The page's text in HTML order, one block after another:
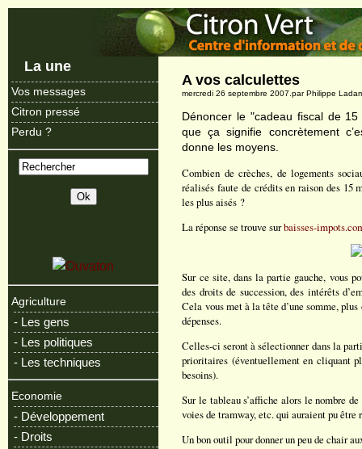
La une
Vos messages
Citron pressé
Perdu ?
Agriculture
- Les gens
- Les politiques
- Les techniques
Economie
- Développement
- Droits
A vos calculettes
mercredi 26 septembre 2007.par Philippe
Dénoncer le "cadeau fiscal de 15
que ça signifie concrètement
donne les moyens.
Combien de crèches, de logements
réalisés faute de crédits en raison des 15
les plus aisés ?
La réponse se trouve surbaisses-
Sur ce site, dans la partie gauche, vous
des droits de succession, des intérêts
Cela vous met à la tête d’une somme,
dépenses.
Celles-ci seront à sélectionner dans la
prioritaires (éventuellement en cliquant
besoins).
Sur le tableau s’affiche alors le nombre
voies de tramway, etc. qui auraient pu être
Un bon outil pour donner un peu de chair